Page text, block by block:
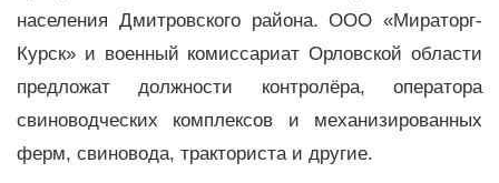
населения Дмитровского района. ООО «Мираторг-
Курск» и военный комиссариат Орловской области
предложат должности контролёра, оператора
свиноводческих комплексов и механизированных
ферм, свиновода, тракториста и другие.